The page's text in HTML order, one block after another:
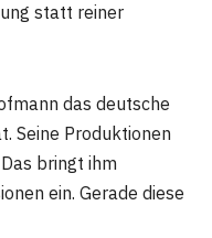
statt reiner
das deutsche
Seine Produktionen
bringt ihm
ein. Gerade diese